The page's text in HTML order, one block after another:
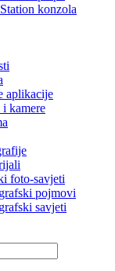
konzola
aplikacije
i kamere
foto-savjeti
pojmovi
savjeti